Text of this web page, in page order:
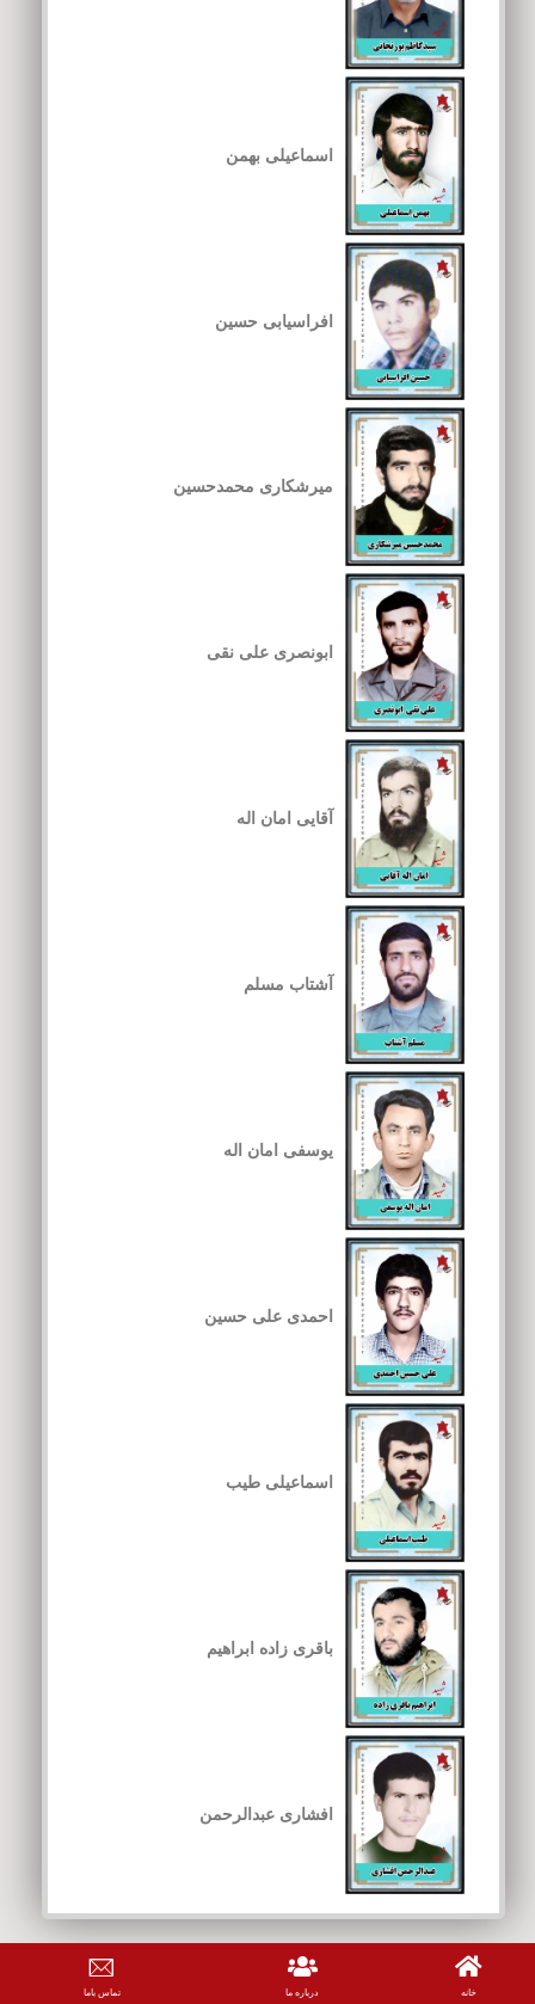
اسماعیلی بهمن
افراسیابی حسین
میرشکاری محمدحسین
ابونصری علی نقی
آقایی امان اله
آشتاب مسلم
یوسفی امان اله
احمدی علی حسین
اسماعیلی طیب
باقری زاده ابراهیم
افشاری عبدالرحمن
خانه درباره ما تماس باما